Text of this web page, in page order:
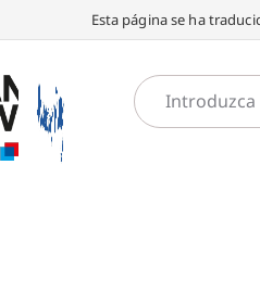
Esta página se ha